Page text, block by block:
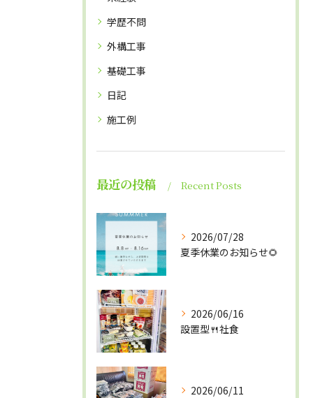
学歴不問
外構工事
基礎工事
日記
施工例
最近の投稿 Recent Posts
2026/07/28
夏季休業のお知らせ🌻
2026/06/16
設置型🍴社食
2026/06/11